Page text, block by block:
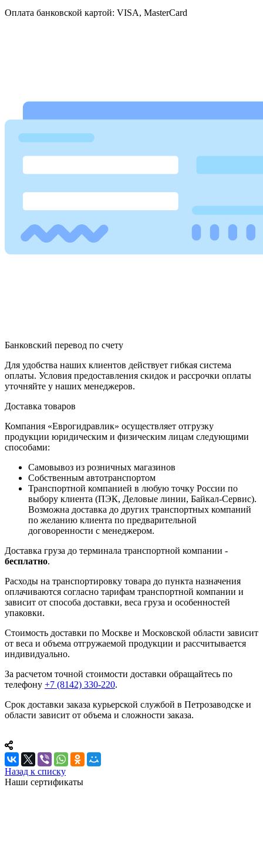
Оплата банковской картой: VISA, MasterCard
Банковский перевод по счету
Для удобства наших клиентов действует гибкая система
оплаты. Условия предоставления скидок и рассрочки оплаты
уточняйте у наших менеджеров.
Доставка товаров
Компания «Еврогидравлик» осуществляет отгрузку
продукции юридическим и физическим лицам следующими
способами:
Самовывоз из розничных магазинов
Собственным автотранспортом
Транспортной компанией в любую точку России по
выбору клиента (ПЭК, Деловые линии, Байкал-Сервис).
Возможна доставка до других транспортных компаний
по желанию клиента по предварительной
договоренности с менеджером.
Доставка груза до терминала транспортной компании -
бесплатно.
Расходы на транспортировку товара до пункта назначения
оплачиваются согласно тарифам транспортной компании и
зависит от способа доставки, веса груза и особенностей
упаковки.
Стоимость доставки по Москве и Московской области зависит
от веса и объема отгружаемой продукции и рассчитывается
индивидуально.
За расчетом точной стоимости доставки обращайтесь по
телефону +7 (8142) 330-220.
Срок доставки заказа курьерской службой в Петрозаводске и
области зависит от объема и сложности заказа.
Назад к списку
Наши сертификаты